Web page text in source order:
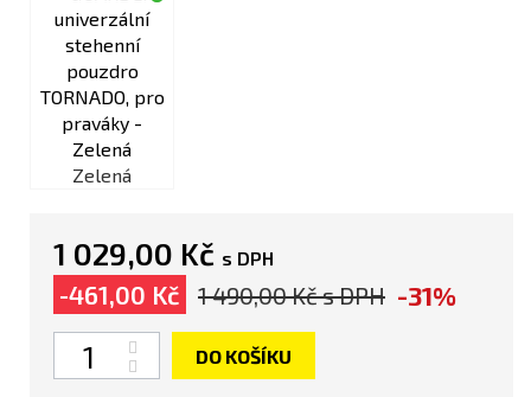
Zelená
1 029,00 Kč s DPH
-461,00 Kč 1 490,00 Kčs DPH -31%
Počet
DO KOŠÍKU